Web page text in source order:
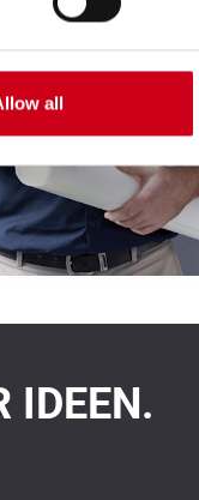
all